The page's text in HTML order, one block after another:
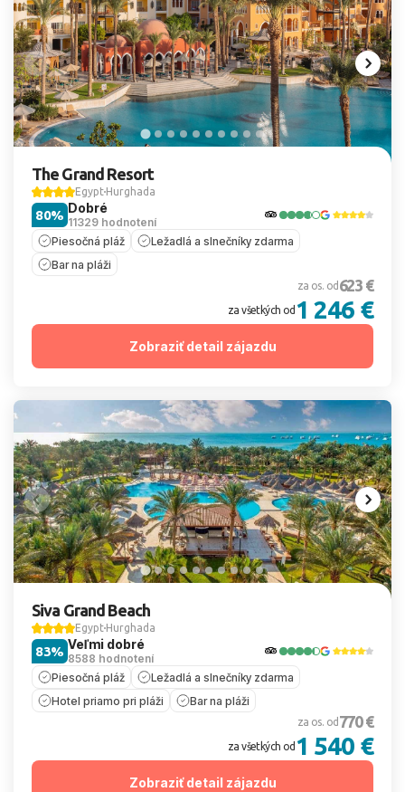
The Grand Resort
Egypt Hurghada
Dobré
11329 hodnotení
80%
Piesočná pláž
Ležadlá a slnečníky zdarma
Bar na pláži
za os. od 623 €
za všetkých od 1 246 €
Zobraziť detail zájazdu
Siva Grand Beach
Egypt Hurghada
Veľmi dobré
8588 hodnotení
83%
Piesočná pláž
Ležadlá a slnečníky zdarma
Hotel priamo pri pláži
Bar na pláži
za os. od 770 €
za všetkých od 1 540 €
Zobraziť detail zájazdu